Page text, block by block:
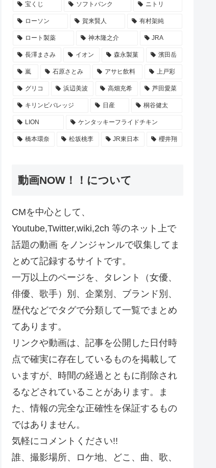
宝くじ ソフトバンク ニトリ
ローソン 賀来賢人 有村架純
ロート製薬 神木隆之介 JRA
長澤まさみ イオン 森永製菓 濱田岳
嵐 石原さとみ アサヒ飲料 上戸彩
グリコ 浜辺美波 高畑充希 芦田愛菜
キリンビバレッジ 日産 桐谷健太
LION ケンタッキーフライドチキン
橋本環奈 松坂桃李 JR東日本 櫻井翔
動画NOW！！について
CMを中心として、
Youtube,Twitter,wiki,2ch 等のネット上で
話題の動画 をノンジャンルで収集してま
とめて記録するサイトです。
一万以上のページを、タレント（女優、
俳優、歌手）別、企業別、ブランド別、
歴代などでタグで分類して一覧でまとめ
てあります。
リンクや動画は、記事を公開した日付時
点で確実に存在しているものを掲載して
いますが、時間の経過とともに削除され
るなどされていることがあります。ま
た、情報の完全な正確性を保証するもの
ではありません。
気軽にコメントください!!
誰、撮影場所、ロケ地、どこ、曲、歌、